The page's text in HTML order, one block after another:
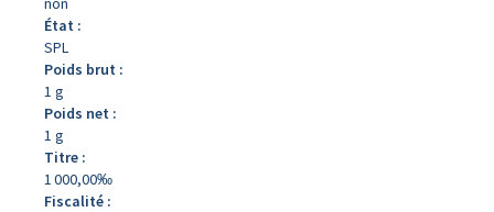
État :
SPL
Poids brut :
1 g
Poids net :
1 g
Titre :
1 000,00‰
Fiscalité :